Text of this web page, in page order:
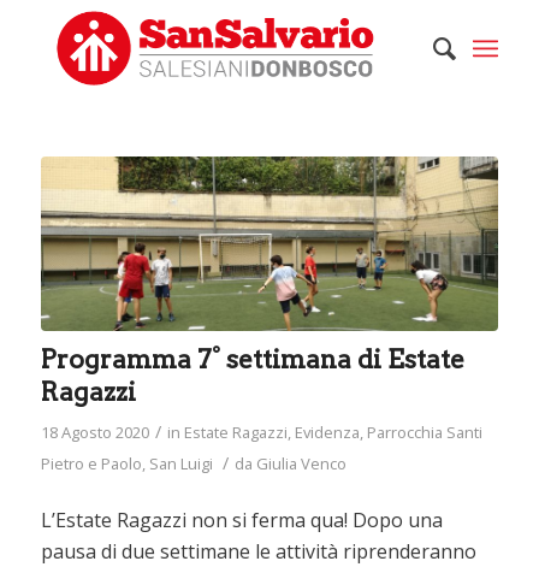
Programma 7° settimana di Estate
Ragazzi
18 Agosto 2020 / in Estate Ragazzi, Evidenza, Parrocchia Santi
Pietro e Paolo, San Luigi / da Giulia Venco
L’Estate Ragazzi non si ferma qua! Dopo una
pausa di due settimane le attività riprenderanno